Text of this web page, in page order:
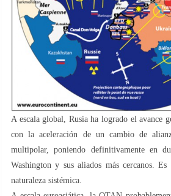
A escala global, Rusia ha logrado el avance
con la aceleración de un cambio de
multipolar, poniendo definitivamente en
Washington y sus aliados más cercanos.
naturaleza sistémica.